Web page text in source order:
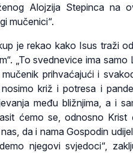
Alojzija Stepinca na
mučenici“.
je rekao kako Isus traži
„To svednevice ima samo
prihvaćajući i
križ i potresa i
među bližnjima, a i
ćemo se, odnosno Krist
da i nama Gospodin
njegovi svjedoci“,